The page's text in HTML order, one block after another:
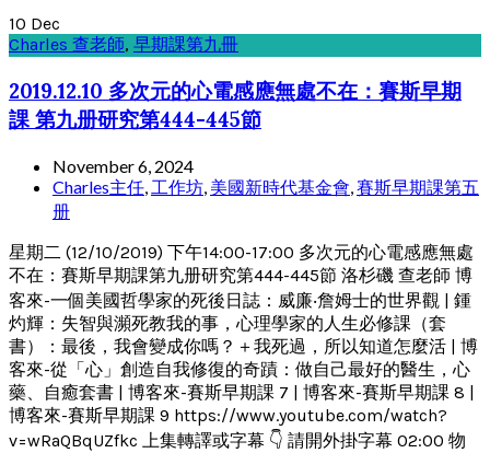
10 Dec
Charles 查老師, 早期課第九冊
2019.12.10 多次元的心電感應無處不在：賽斯早期
課 第九册研究第444-445節
November 6, 2024
Charles主任 工作坊 美國新時代基金會 賽斯早期課第五
册
星期二 (12/10/2019) 下午14:00-17:00 多次元的心電感應無處
不在：賽斯早期課第九册研究第444-445節 洛杉磯 查老師 博
客來-一個美國哲學家的死後日誌：威廉‧詹姆士的世界觀 | 鍾
灼輝：失智與瀕死教我的事，心理學家的人生必修課（套
書）：最後，我會變成你嗎？＋我死過，所以知道怎麼活 | 博
客來-從「心」創造自我修復的奇蹟：做自己最好的醫生，心
藥、自癒套書 | 博客來-賽斯早期課 7 | 博客來-賽斯早期課 8 |
博客來-賽斯早期課 9 https://www.youtube.com/watch?
v=wRaQBqUZfkc 上集轉譯或字幕 👇 請開外掛字幕 02:00 物